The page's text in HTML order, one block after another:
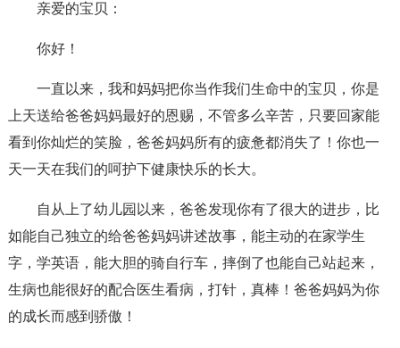
亲爱的宝贝：
你好！
一直以来，我和妈妈把你当作我们生命中的宝贝，你是
上天送给爸爸妈妈最好的恩赐，不管多么辛苦，只要回家能
看到你灿烂的笑脸，爸爸妈妈所有的疲惫都消失了！你也一
天一天在我们的呵护下健康快乐的长大。
自从上了幼儿园以来，爸爸发现你有了很大的进步，比
如能自己独立的给爸爸妈妈讲述故事，能主动的在家学生
字，学英语，能大胆的骑自行车，摔倒了也能自己站起来，
生病也能很好的配合医生看病，打针，真棒！爸爸妈妈为你
的成长而感到骄傲！